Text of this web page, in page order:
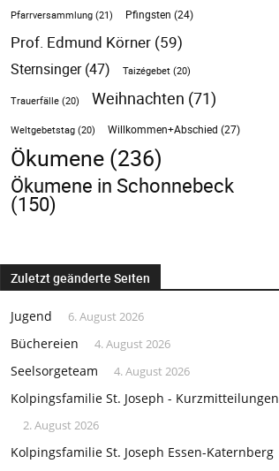
Pfarrversammlung (21) Pfingsten (24)
Prof. Edmund Körner (59)
Sternsinger(47) Taizégebet (20)
Trauerfälle (20) Weihnachten (71)
Weltgebetstag (20) Willkommen+Abschied (27)
Ökumene (236)
Ökumene in Schonnebeck
(150)
Zuletzt geänderte Seiten
Jugend 6. August 2026
Büchereien 4. August 2026
Seelsorgeteam 4. August 2026
Kolpingsfamilie St. Joseph - Kurzmitteilungen
2. August 2026
Kolpingsfamilie St. Joseph Essen-Katernberg